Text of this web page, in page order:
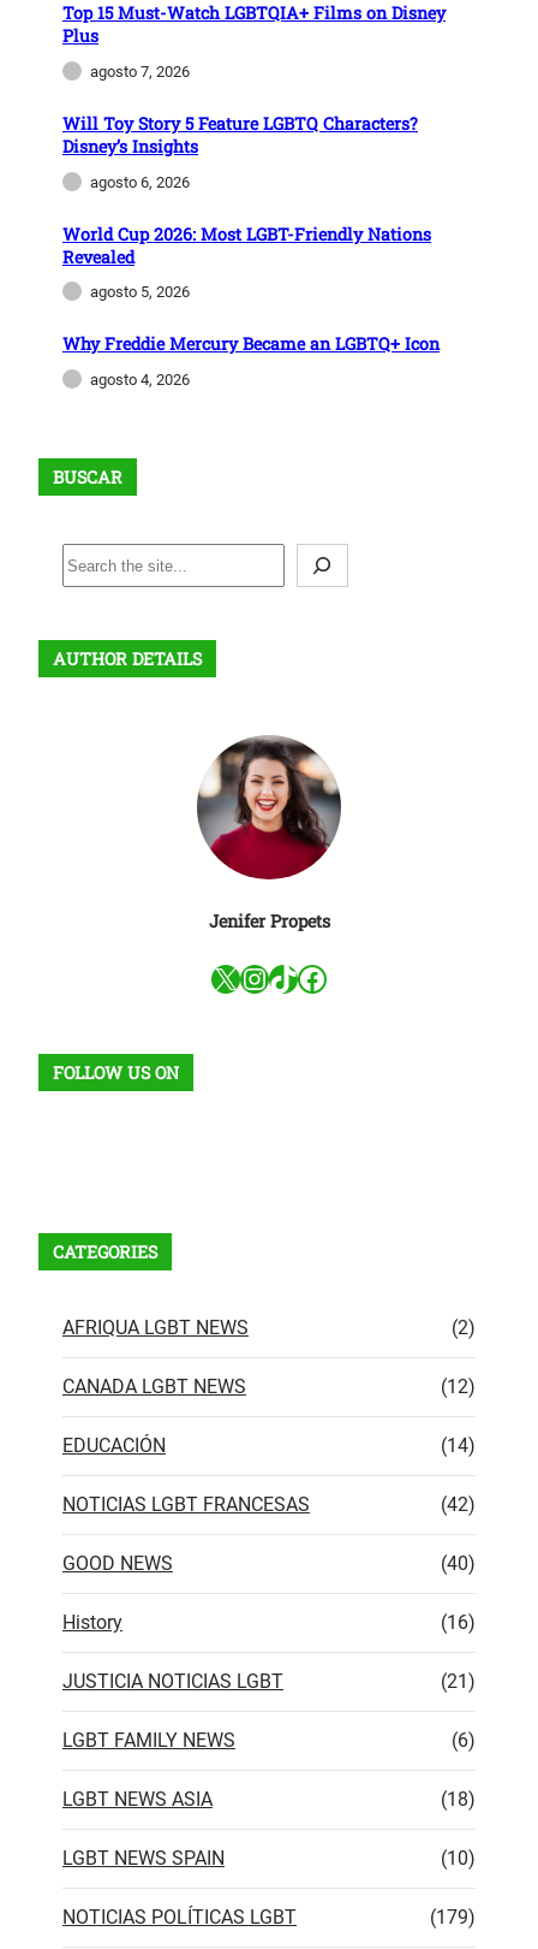
Top 15 Must-Watch LGBTQIA+ Films on Disney
Plus
agosto 7, 2026
Will Toy Story 5 Feature LGBTQ Characters?
Disney’s Insights
agosto 6, 2026
World Cup 2026: Most LGBT-Friendly Nations
Revealed
agosto 5, 2026
Why Freddie Mercury Became an LGBTQ+ Icon
agosto 4, 2026
BUSCAR
B
u
c
a
AUTHOR DETAILS
Jenifer Propets
X InstagramTikTok Facebook
FOLLOW US ON
CATEGORIES
AFRIQUA LGBT NEWS (2)
CANADA LGBT NEWS (12)
EDUCACIÓN (14)
NOTICIAS LGBT FRANCESAS (42)
GOOD NEWS (40)
History (16)
JUSTICIA NOTICIAS LGBT (21)
LGBT FAMILY NEWS (6)
LGBT NEWS ASIA (18)
LGBT NEWS SPAIN (10)
NOTICIAS POLÍTICAS LGBT (179)